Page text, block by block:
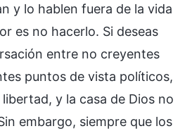
y lo hablen fuera de la vida
es no hacerlo. Si deseas
entre no creyentes
puntos de vista políticos,
y la casa de Dios no
embargo, siempre que los